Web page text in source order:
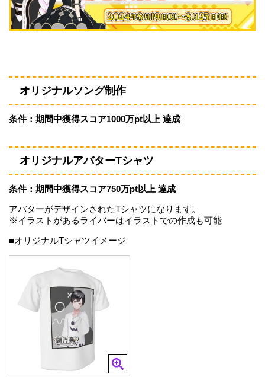
オリジナルソング制作
条件：期間中獲得スコア1000万pt以上 達成
オリジナルアバターTシャツ
条件：期間中獲得スコア750万pt以上 達成
アバターがデザインされたTシャツになります。
※イラストがあるライバーはイラストでの作成も可能
■オリジナルTシャツイメージ